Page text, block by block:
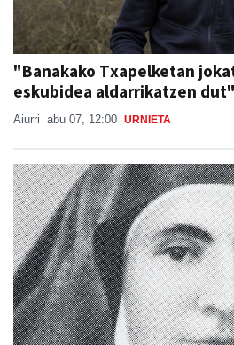
"Banakako Txapelketan
eskubidea aldarrikatzen dut"
Aiurri abu 07, 12:00 URNIETA